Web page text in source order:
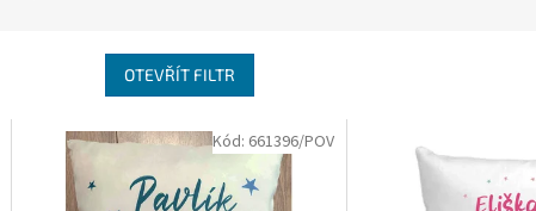
OTEVŘÍT FILTR
Kód: 661396/POV